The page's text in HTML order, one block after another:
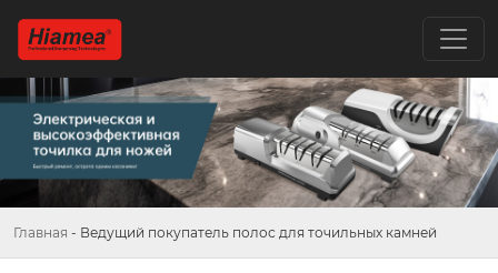
Главная - Ведущий покупатель полос для точильных камней